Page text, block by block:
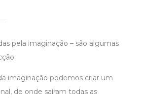
pela imaginação – são algumas
imaginação podemos criar um
de onde saíram todas as